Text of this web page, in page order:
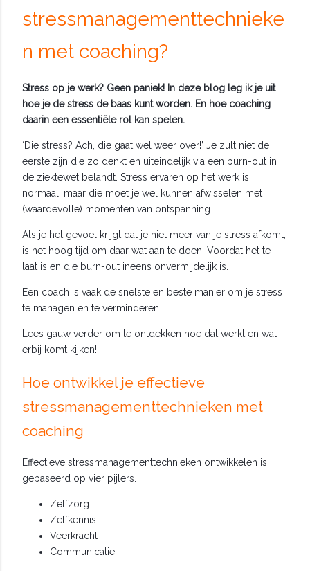
stressmanagementtechnieke
n met coaching?
Stress op je werk? Geen paniek! In deze blog leg ik je uit
hoe je de stress de baas kunt worden. En hoe coaching
daarin een essentiële rol kan spelen.
‘Die stress? Ach, die gaat wel weer over!’ Je zult niet de
eerste zijn die zo denkt en uiteindelijk via een burn-out in
de ziektewet belandt. Stress ervaren op het werk is
normaal, maar die moet je wel kunnen afwisselen met
(waardevolle) momenten van ontspanning.
Als je het gevoel krijgt dat je niet meer van je stress afkomt,
is het hoog tijd om daar wat aan te doen. Voordat het te
laat is en die burn-out ineens onvermijdelijk is.
Een coach is vaak de snelste en beste manier om je stress
te managen en te verminderen.
Lees gauw verder om te ontdekken hoe dat werkt en wat
erbij komt kijken!
Hoe ontwikkel je effectieve
stressmanagementtechnieken met
coaching
Effectieve stressmanagementtechnieken ontwikkelen is
gebaseerd op vier pijlers.
Zelfzorg
Zelfkennis
Veerkracht
Communicatie